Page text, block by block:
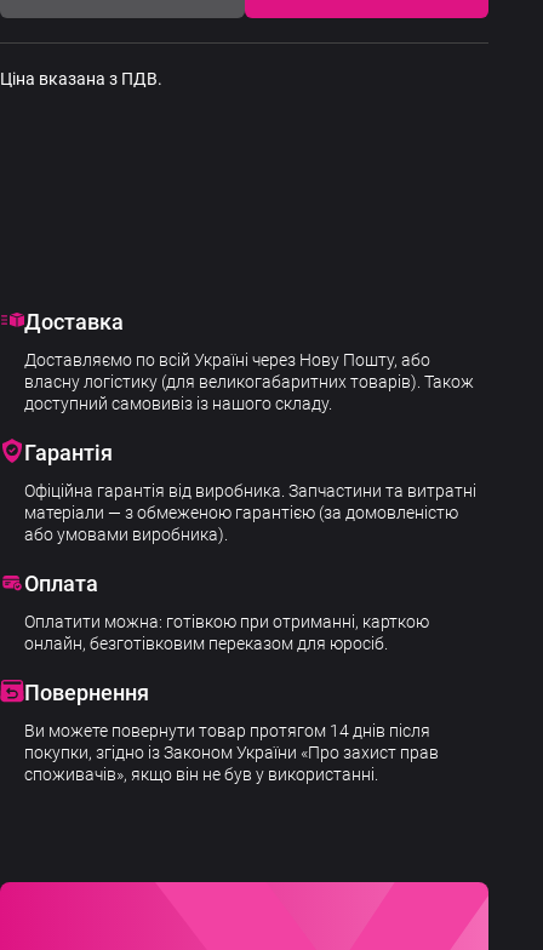
Ціна вказана з ПДВ.
Доставка
Доставляємо по всій Україні через Нову Пошту, або
власну логістику (для великогабаритних товарів). Також
доступний самовивіз із нашого складу.
Гарантія
Офіційна гарантія від виробника. Запчастини та витратні
матеріали — з обмеженою гарантією (за домовленістю
або умовами виробника).
Оплата
Оплатити можна: готівкою при отриманні, карткою
онлайн, безготівковим переказом для юросіб.
Повернення
Ви можете повернути товар протягом 14 днів після
покупки, згідно із Законом України «Про захист прав
споживачів», якщо він не був у використанні.